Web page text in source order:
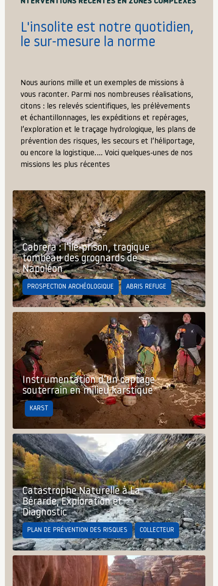
NTERVENTIONS RÉCENTES EN ZONES COMPLEXES
L'insolite est notre quotidien,
le sur-mesure la norme
Nous aurions mille et un exemples de missions à
vous raconter. Parmi nos nombreuses réalisations,
citons : les relevés scientifiques, les prélèvements
et échantillonnages, les expéditions et repérages,
l’exploration et le traçage hydrologique, les plans de
prévention des risques, les secours et l’héliportage,
ou encore la logistique.… Voici quelques-unes de nos
missions les plus récentes
Cabrera : l’île-prison, tragique
tombeau des grognards de
Napoléon
PROSPECTION ARCHÉOLOGIQUE ABRIS REFUGE
Instrumentation d’un captage
souterrain en milieu karstique
KARST
Catastrophe Naturelle à La
Bérarde, Exploration et
Diagnostic
PLAN DE PRÉVENTION DES RISQUES COLLECTEUR